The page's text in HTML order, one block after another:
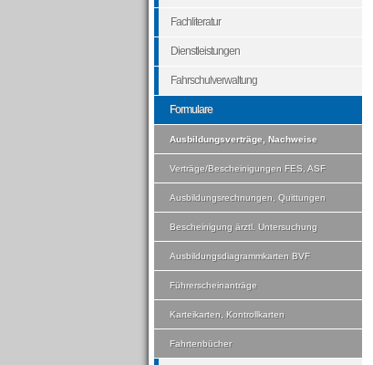
Fachliteratur
Dienstleistungen
Fahrschulverwaltung
Formulare
Ausbildungsverträge, Nachweise
Verträge/Bescheinigungen FES, ASF
Ausbildungsrechnungen, Quittungen
Bescheinigung ärztl. Untersuchung
Ausbildungsdiagrammkarten BVF
Führerscheinanträge
Karteikarten, Kontrollkarten
Fahrtenbücher